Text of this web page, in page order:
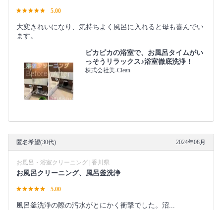
5.00
大変きれいになり、気持ちよく風呂に入れると母も喜んでい
ます。
ピカピカの浴室で、お風呂タイムがい
っそうリラックス♪浴室徹底洗浄！
株式会社美-Clean
匿名希望(30代) 2024年08月
お風呂・浴室クリーニング | 香川県
お風呂クリーニング、風呂釜洗浄
5.00
風呂釜洗浄の際の汚水がとにかく衝撃でした。沼...